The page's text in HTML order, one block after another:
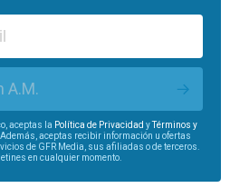
A.M.
aceptas la Política de Privacidad yTérminos y
aceptas recibir información u ofertas
de GFR Media, sus afiliadas o de terceros.
en cualquier momento.